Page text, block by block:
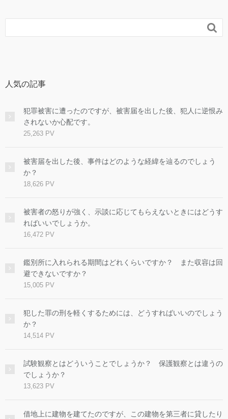

人気の記事
犯罪被害に遭ったのですが、被害届を出した後、犯人に逆恨み
されないか心配です。
25,263 PV
被害届を出した後、事件はどのような経緯を辿るのでしょう
か？
18,626 PV
被害者の怒りが強く、示談に応じてもらえないときにはどうす
ればいいでしょうか。
16,472 PV
鑑別所に入れられる期間はどれくらいですか？ また収容は回
避できないですか？
15,005 PV
犯した罪の刑を軽くするためには、どうすればいいのでしょう
か？
14,514 PV
試験観察とはどういうことでしょうか？ 保護観察とは違うの
でしょうか？
13,623 PV
借地上に建物を建てたのですが、この建物を第三者に貸したり